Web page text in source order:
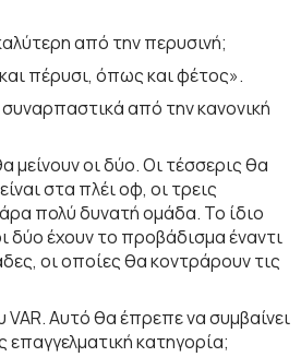
από την περυσινή;
πέρυσι, όπως και φέτος».
από την κανονική
μείνουν οι δύο. Οι τέσσερις θα
στα πλέι οφ, οι τρεις
πολύ δυνατή ομάδα. Το ίδιο
δύο έχουν το προβάδισμα έναντι
οι οποίες θα κοντράρουν τις
Αυτό θα έπρεπε να συμβαίνει
κατηγορία;